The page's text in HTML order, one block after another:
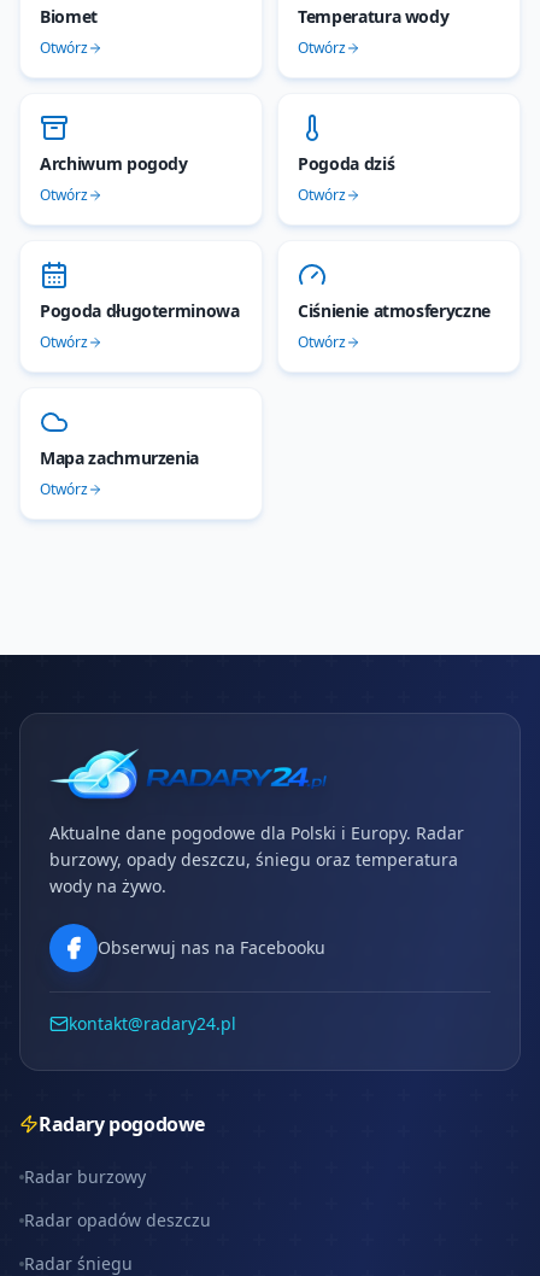
Biomet
Otwórz
Temperatura wody
Otwórz
Archiwum pogody
Otwórz
Pogoda dziś
Otwórz
Pogoda długoterminowa
Otwórz
Ciśnienie atmosferyczne
Otwórz
Mapa zachmurzenia
Otwórz
Aktualne dane pogodowe dla Polski i Europy. Radar
burzowy, opady deszczu, śniegu oraz temperatura
wody na żywo.
Obserwuj nas na Facebooku
kontakt@radary24.pl
Radary pogodowe
Radar burzowy
Radar opadów deszczu
Radar śniegu